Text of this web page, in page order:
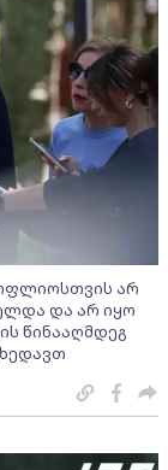
არ
და არ იყო
წინააღმდეგ